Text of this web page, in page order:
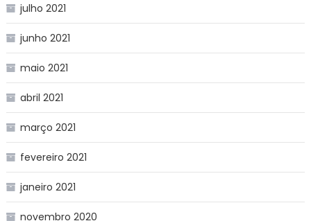
julho 2021
junho 2021
maio 2021
abril 2021
março 2021
fevereiro 2021
janeiro 2021
novembro 2020